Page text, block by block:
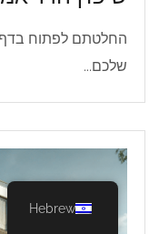
החלטתם לפתוח
שלכם...
Hebrew